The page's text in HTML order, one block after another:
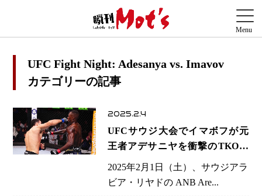
UFC Fight Night: Adesanya vs. Imavov
カテゴリーの記事
2025.2.4
UFCサウジ大会でイマボフが元
王者アデサニヤを衝撃のTKO！
王座戦線に名乗り
2025年2月1日（土）、サウジアラ
ビア・リヤドの ANB Are...